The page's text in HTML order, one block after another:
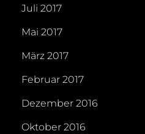
Juli 2017
Mai 2017
März 2017
Februar 2017
Dezember 2016
Oktober 2016